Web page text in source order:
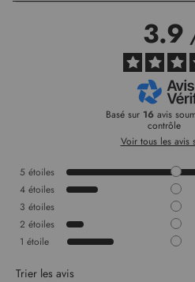
3.9
Basé sur 16 avis
contrôle
Voir tous les avis
5 étoiles
4 étoiles
3 étoiles
2 étoiles
1 étoile
Trier les avis